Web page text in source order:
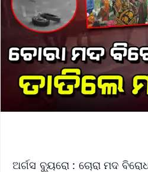
ଅର୍ଗସ ବ୍ୟୁରୋ : ଚୋରା ମଦ